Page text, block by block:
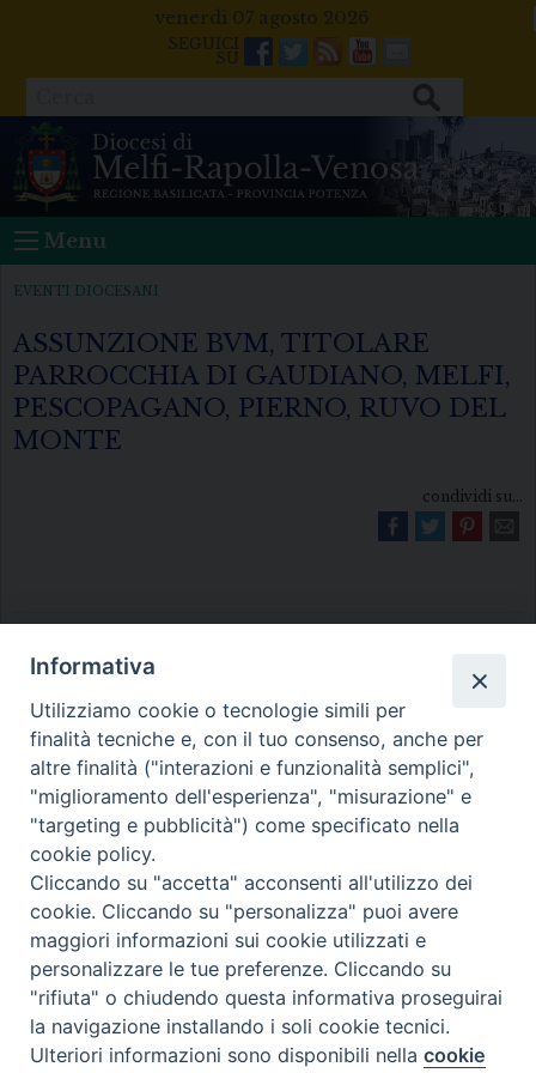
venerdì 07 agosto 2026
Facebook
Twitter
FeedsYoutube
Mail
Menu
EVENTI DIOCESANI
ASSUNZIONE BVM, TITOLARE
PARROCCHIA DI GAUDIANO, MELFI,
PESCOPAGANO, PIERNO, RUVO DEL
MONTE
condividi su...
Diocesi di Melfi Rapolla Venosa
• Largo Duomo, 12 - 85025 MELFI (PZ) •
Tel. 0972238604
diocesi.melfi_rapolla_venosa@legalmail.it
Preferenze Cookie
Informativa
Utilizziamo cookie o tecnologie simili per
finalità tecniche e, con il tuo consenso, anche per
altre finalità ("interazioni e funzionalità semplici",
"miglioramento dell'esperienza", "misurazione" e
"targeting e pubblicità") come specificato nella
cookie policy.
Cliccando su "accetta" acconsenti all'utilizzo dei
cookie. Cliccando su "personalizza" puoi avere
maggiori informazioni sui cookie utilizzati e
personalizzare le tue preferenze. Cliccando su
"rifiuta" o chiudendo questa informativa proseguirai
la navigazione installando i soli cookie tecnici.
Ulteriori informazioni sono disponibili nellacookie